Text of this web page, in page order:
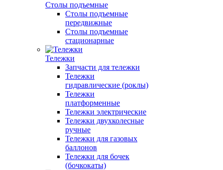
Столы подъемные
Столы подъемные
передвижные
Столы подъемные
стационарные
Тележки
Запчасти для тележки
Тележки
гидравлические (роклы)
Тележки
платформенные
Тележки электрические
Тележки двухколесные
ручные
Тележки для газовых
баллонов
Тележки для бочек
(бочкокаты)